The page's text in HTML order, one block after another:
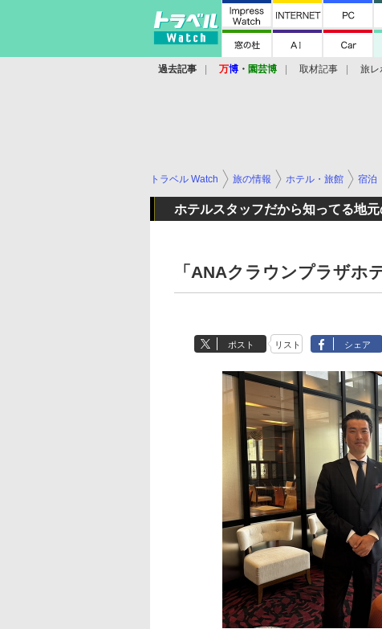
過去記事 万博 ・ 園芸博 取材記事 旅レ
トラベル Watch 旅の情報 ホテル・旅館 宿泊
ホテルスタッフだから知ってる地元
「ANAクラウンプラザホ
ポスト リスト シェア